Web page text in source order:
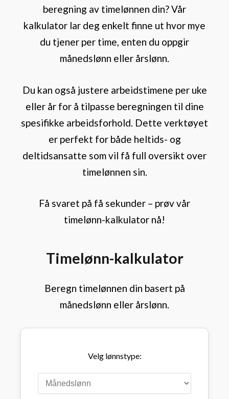
beregning av timelønnen din? Vår
kalkulator lar deg enkelt finne ut hvor mye
du tjener per time, enten du oppgir
månedslønn eller årslønn.
Du kan også justere arbeidstimene per uke
eller år for å tilpasse beregningen til dine
spesifikke arbeidsforhold. Dette verktøyet
er perfekt for både heltids- og
deltidsansatte som vil få full oversikt over
timelønnen sin.
Få svaret på få sekunder – prøv vår
timelønn-kalkulator nå!
Timelønn-kalkulator
Beregn timelønnen din basert på
månedslønn eller årslønn.
Velg lønnstype: